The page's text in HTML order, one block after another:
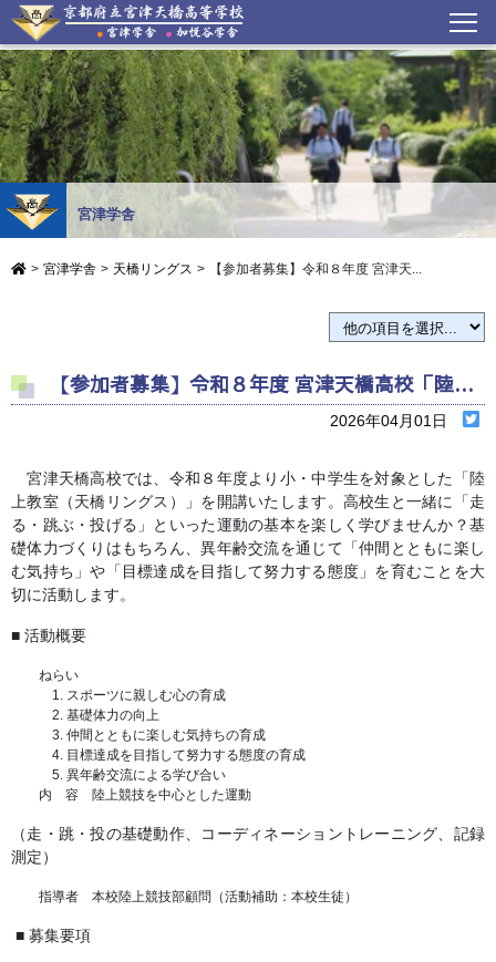
宮津学舎
> 宮津学舎 > 天橋リングス > 【参加者募集】令和８年度 宮津天...
【参加者募集】令和８年度 宮津天橋高校「陸上教室（天橋リングス）」
2026年04月01日
宮津天橋高校では、令和８年度より小・中学生を対象とした「陸
上教室（天橋リングス）」を開講いたします。高校生と一緒に「走
る・跳ぶ・投げる」といった運動の基本を楽しく学びませんか？基
礎体力づくりはもちろん、異年齢交流を通じて「仲間とともに楽し
む気持ち」や「目標達成を目指して努力する態度」を育むことを大
切に活動します。
■ 活動概要
ねらい
スポーツに親しむ心の育成
基礎体力の向上
仲間とともに楽しむ気持ちの育成
目標達成を目指して努力する態度の育成
異年齢交流による学び合い
内 容 陸上競技を中心とした運動
（走・跳・投の基礎動作、コーディネーショントレーニング、記録
測定）
指導者 本校陸上競技部顧問（活動補助：本校生徒）
■ 募集要項